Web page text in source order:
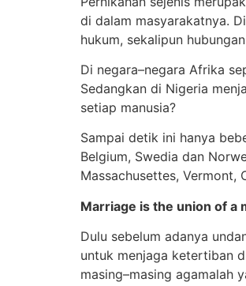
di dalam masyarakatnya.
hukum, sekalipun
Di negara–negara Afrika
Sedangkan di Nigeria
setiap manusia?
Sampai detik ini hanya
Belgium, Swedia dan
Massachusettes, Vermont,
Marriage is the union of a
Dulu sebelum adanya
untuk menjaga ketertiban
masing–masing agamalah